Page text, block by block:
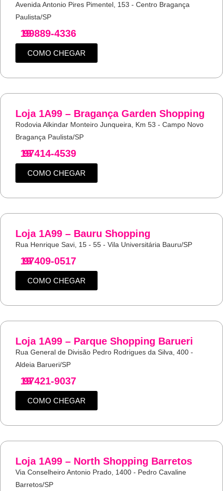
Avenida Antonio Pires Pimentel, 153 - Centro Bragança
Paulista/SP
19
99889-4336
COMO CHEGAR
Loja 1A99 – Bragança Garden Shopping
Rodovia Alkindar Monteiro Junqueira, Km 53 - Campo Novo
Bragança Paulista/SP
19
97414-4539
COMO CHEGAR
Loja 1A99 – Bauru Shopping
Rua Henrique Savi, 15 - 55 - Vila Universitária Bauru/SP
19
97409-0517
COMO CHEGAR
Loja 1A99 – Parque Shopping Barueri
Rua General de Divisão Pedro Rodrigues da Silva, 400 -
Aldeia Barueri/SP
19
97421-9037
COMO CHEGAR
Loja 1A99 – North Shopping Barretos
Via Conselheiro Antonio Prado, 1400 - Pedro Cavaline
Barretos/SP